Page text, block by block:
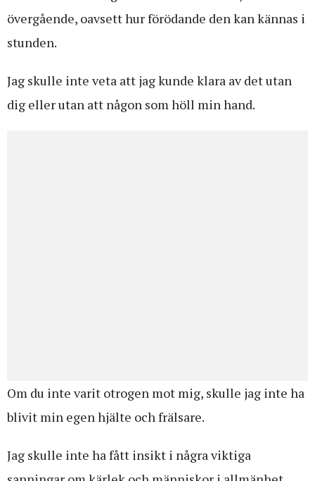
övergående, oavsett hur förödande den kan kännas i
stunden.
Jag skulle inte veta att jag kunde klara av det utan
dig eller utan att någon som höll min hand.
Om du inte varit otrogen mot mig, skulle jag inte ha
blivit min egen hjälte och frälsare.
Jag skulle inte ha fått insikt i några viktiga